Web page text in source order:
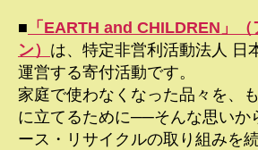
■ 「EARTH and CHILDREN」
ン） は、特定非営利活動法人 日
運営する寄付活動です。
家庭で使わなくなった品々を、
に立てるために──そんな思いか
ース・リサイクルの取り組みを